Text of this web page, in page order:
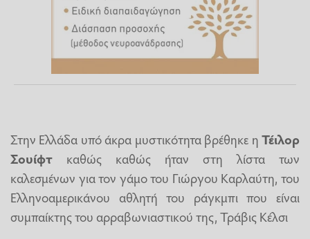
Στην Ελλάδα υπό άκρα μυστικότητα βρέθηκε ηΤέιλορ
Σουίφτ καθώς καθώς ήταν στη λίστα των
καλεσμένων για τον γάμο του Γιώργου Καρλαύτη, του
Ελληνοαμερικάνου αθλητή του ράγκμπι που είναι
συμπαίκτης του αρραβωνιαστικού της, Τράβις Κέλσι